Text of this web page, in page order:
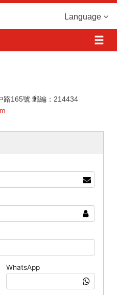
Language
路165號 郵編：214434